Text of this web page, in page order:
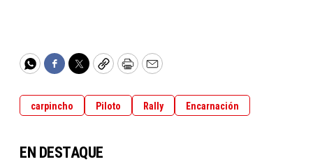
WhatsApp
Facebook
TwitterCopyPrintEmail
carpincho Piloto Rally Encarnación
EN DESTAQUE